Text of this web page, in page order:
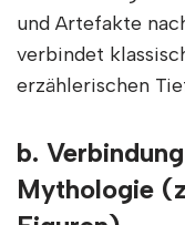
und Artefakte
verbindet
erzählerischen
b.
Mythologie